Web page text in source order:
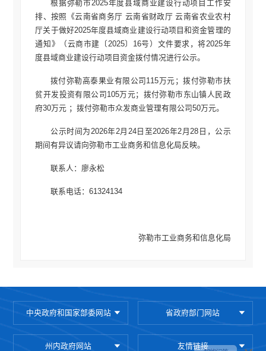
根据弥勒市2025年度县域商业建设行动项目工作安
排、按照《云南省商务厅 云南省财政厅 云南省农业农村
厅关于做好2025年度县域商业建设行动项目和资金管理的
通知》（云商市建〔2025〕16号）文件要求，将2025年
度县域商业建设行动项目资金拨付情况进行公示。
拨付弥勒高泰果业有限公司115万元；拨付弥勒市扶
贫开发投资有限公司105万元；拨付弥勒市东山镇人民政
府30万元 ；拨付弥勒市众发商业管理有限公司50万元。
公示时间为2026年2月24日至2026年2月28日，公示
期间有异议请向弥勒市工业商务和信息化局反映。
联系人：廖永松
联系电话：61324134
弥勒市工业商务和信息化局
中央政府和国家部委网站 省政府部门网站
州内政府网站 友情链接